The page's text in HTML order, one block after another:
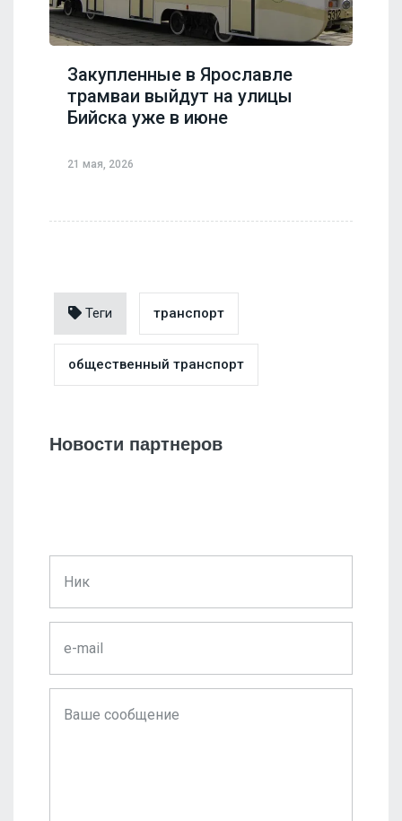
Закупленные в Ярославле
трамваи выйдут на улицы
Бийска уже в июне
21 мая, 2026
Теги транспорт
общественный транспорт
Новости партнеров